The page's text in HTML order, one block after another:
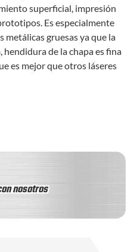
superficial, impresión
Es especialmente
metálicas gruesas ya que la
de la chapa es fina
es mejor que otros láseres
nosotros